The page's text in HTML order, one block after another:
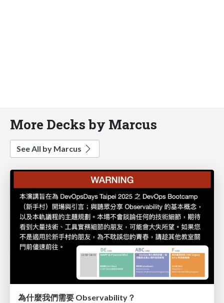
More Decks by Marcus
See All by Marcus
為什麼我們需要 Observability？